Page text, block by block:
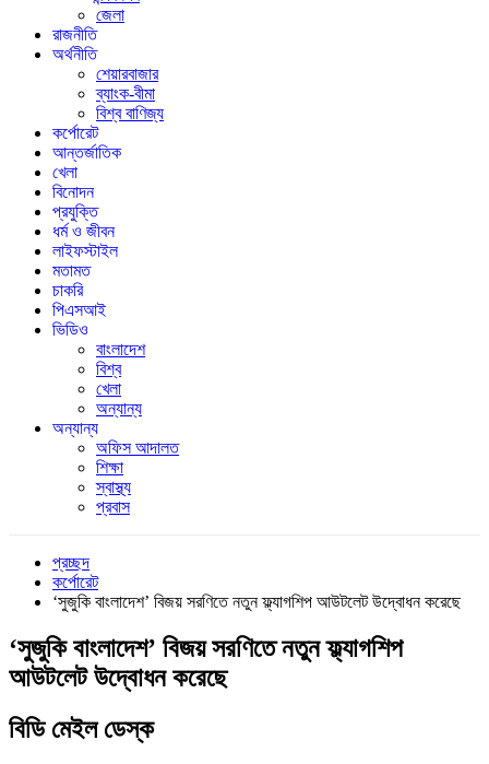
জেলা
রাজনীতি
অর্থনীতি
শেয়ারবাজার
ব্যাংক-বীমা
বিশ্ব বাণিজ্য
কর্পোরেট
আন্তর্জাতিক
খেলা
বিনোদন
প্রযুক্তি
ধর্ম ও জীবন
লাইফস্টাইল
মতামত
চাকরি
পিএসআই
ভিডিও
বাংলাদেশ
বিশ্ব
খেলা
অন্যান্য
অন্যান্য
অফিস আদালত
শিক্ষা
স্বাস্থ্য
প্রবাস
প্রচ্ছদ
কর্পোরেট
‘সুজুকি বাংলাদেশ’ বিজয় সরণিতে নতুন ফ্ল্যাগশিপ আউটলেট উদ্বোধন করেছে
‘সুজুকি বাংলাদেশ’ বিজয় সরণিতে নতুন ফ্ল্যাগশিপ
আউটলেট উদ্বোধন করেছে
বি‌ডি মেইল ডেস্ক